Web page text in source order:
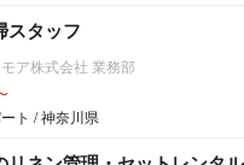
スタッフ
ア株式会社 業務部
ト / 神奈川県